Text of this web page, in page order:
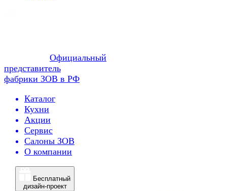
Официальный
представитель
фабрики ЗОВ в РФ
Каталог
Кухни
Акции
Сервис
Салоны ЗОВ
О компании
Бесплатный
дизайн-проект